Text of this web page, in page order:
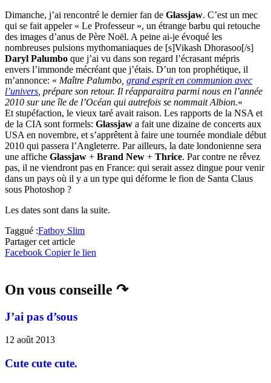
Dimanche, j’ai rencontré le dernier fan de Glassjaw. C’est un mec
qui se fait appeler « Le Professeur », un étrange barbu qui retouche
des images d’anus de Père Noël. A peine ai-je évoqué les
nombreuses pulsions mythomaniaques de [s]Vikash Dhorasoo[/s]
Daryl Palumbo que j’ai vu dans son regard l’écrasant mépris
envers l’immonde mécréant que j’étais. D’un ton prophétique, il
m’annonce: « Maître Palumbo, grand esprit en communion avec
l’univers , prépare son retour. Il réapparaitra parmi nous en l’année
2010 sur une île de l’Océan qui autrefois se nommait Albion.«
Et stupéfaction, le vieux taré avait raison. Les rapports de la NSA et
de la CIA sont formels: Glassjaw a fait une dizaine de concerts aux
USA en novembre, et s’apprêtent à faire une tournée mondiale début
2010 qui passera l’Angleterre. Par ailleurs, la date londonienne sera
une affiche Glassjaw + Brand New + Thrice. Par contre ne rêvez
pas, il ne viendront pas en France: qui serait assez dingue pour venir
dans un pays où il y a un type qui déforme le fion de Santa Claus
sous Photoshop ?
Les dates sont dans la suite.
Taggué :Fatboy Slim
Partager cet article
Facebook Copier le lien
On vous conseille ↷
J’ai pas d’sous
12 août 2013
Cute cute cute.